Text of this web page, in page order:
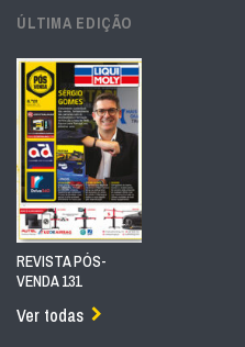
ÚLTIMA EDIÇÃO
REVISTA PÓS-
VENDA 131
Ver todas